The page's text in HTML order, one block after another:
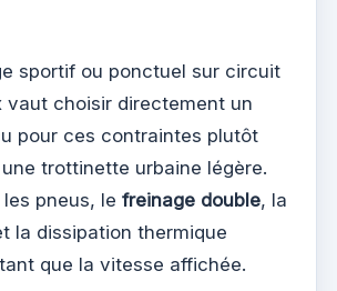
sportif ou ponctuel sur circuit
vaut choisir directement un
pour ces contraintes plutôt
trottinette urbaine légère.
pneus, le freinage double, la
la dissipation thermique
que la vitesse affichée.